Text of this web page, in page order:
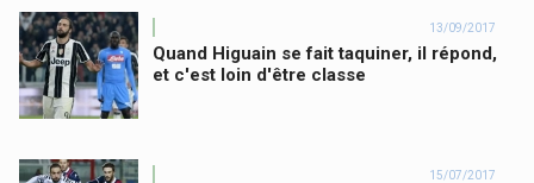
13/09/2017
Quand Higuain se fait taquiner, il répond,
et c'est loin d'être classe
15/07/2017